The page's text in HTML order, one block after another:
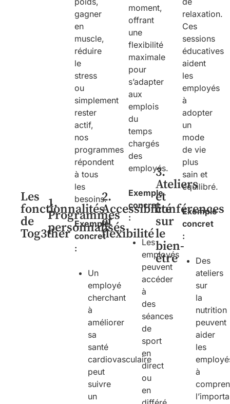
Les
fonctionnalités
de
Tog3ther
1.
Programmes
personnalisés
gagner
en
muscle,
réduire
le
stress
ou
simplement
rester
actif,
nos
programmes
répondent
à tous
les
besoins.
Exemple
concret
:
Un
employé
cherchant
à
améliorer
sa
santé
cardiovasculaire
peut
suivre
un
2.
Accessibilité
et
flexibilité
moment,
offrant
une
flexibilité
maximale
pour
s’adapter
aux
emplois
du
temps
chargés
des
employés.
Exemple
concret
:
Les
employés
peuvent
accéder
à
des
séances
de
sport
en
direct
ou
en
3.
Ateliers
et
conférences
sur
le
bien-
être
relaxation.
Ces
sessions
éducatives
aident
les
employés
à
adopter
un
mode
de vie
plus
sain et
équilibré.
Exemple
concret
:
Des
ateliers
sur
la
nutrition
peuvent
aider
les
à